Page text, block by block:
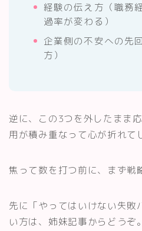
経験の伝え方（職務
過率が変わる）
企業側の不安への先
方）
逆に、この3つを外したまま
用が積み重なって心が折れて
焦って数を打つ前に、まず戦
先に「やってはいけない失敗
い方は、姉妹記事からどうぞ。